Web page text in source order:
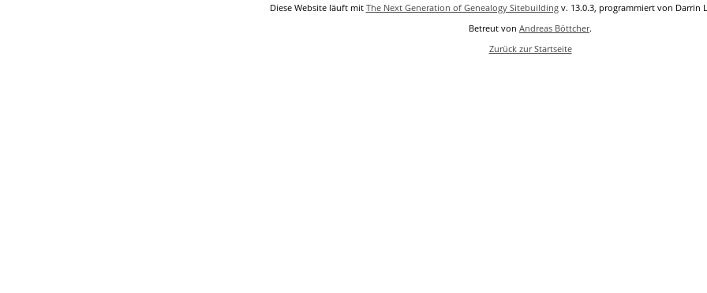
Diese Website läuft mit The Next Generation of Genealogy Sitebuildingv. 13.0.3, programmiert von Darrin
Betreut von Andreas Böttcher.
Zurück zur Startseite